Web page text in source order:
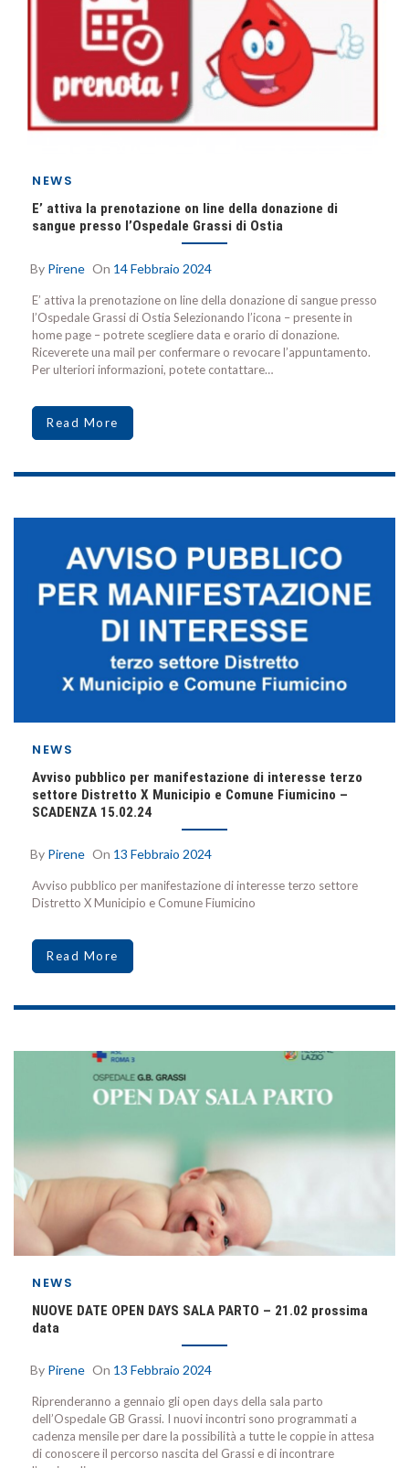
NEWS
E’ attiva la prenotazione on line della donazione di
sangue presso l’Ospedale Grassi di Ostia
By Pirene On 14 Febbraio 2024
E’ attiva la prenotazione on line della donazione di sangue presso
l’Ospedale Grassi di Ostia Selezionando l’icona – presente in
home page – potrete scegliere data e orario di donazione.
Riceverete una mail per confermare o revocare l’appuntamento.
Per ulteriori informazioni, potete contattare…
Read More
NEWS
Avviso pubblico per manifestazione di interesse terzo
settore Distretto X Municipio e Comune Fiumicino –
SCADENZA 15.02.24
By Pirene On 13 Febbraio 2024
Avviso pubblico per manifestazione di interesse terzo settore
Distretto X Municipio e Comune Fiumicino
Read More
NEWS
NUOVE DATE OPEN DAYS SALA PARTO – 21.02 prossima
data
By Pirene On 13 Febbraio 2024
Riprenderanno a gennaio gli open days della sala parto
dell’Ospedale GB Grassi. I nuovi incontri sono programmati a
cadenza mensile per dare la possibilità a tutte le coppie in attesa
di conoscere il percorso nascita del Grassi e di incontrare